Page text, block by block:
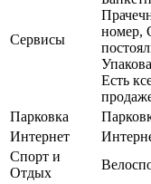
Сервисы
номер,
Есть
Парковка
Интернет
Спорт и
Отдых